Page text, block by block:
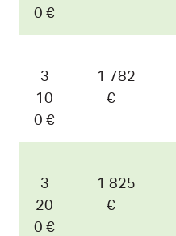
0 €
3
10
0 €
1 782
€
3
20
0 €
1 825
€